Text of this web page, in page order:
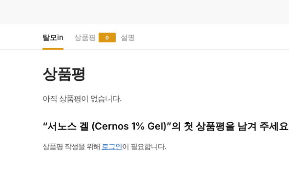
탈모in 상품평 0 설명
상품평
아직 상품평이 없습니다.
“서노스 겔 (Cernos 1% Gel)”의 첫 상품평을 남겨 주세요
상품평 작성을 위해 로그인이 필요합니다.